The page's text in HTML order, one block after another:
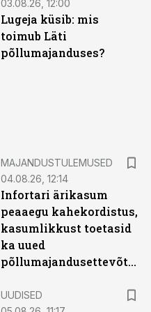
03.08.26, 12:00
Lugeja küsib: mis
toimub Läti
põllumajanduses?
MAJANDUSTULEMUSED
04.08.26, 12:14
Infortari ärikasum
peaaegu kahekordistus,
kasumlikkust toetasid
ka uued
põllumajandusettevõtted
UUDISED